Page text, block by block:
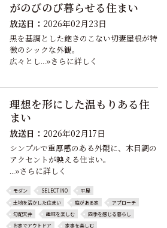
がのびのび暮らせる住まい
放送日： 2026年02月23日
黒を基調とした飽きのこない切妻屋根が特
徴のシックな外観。
広々とし...»さらに詳しく
理想を形にした温もりある住
まい
放送日： 2026年02月17日
シンプルで重厚感のある外観に、木目調の
アクセントが映える住まい。
...»さらに詳しく
モダン SELECTINO
平屋
土地を活かした住まい
庭がある家
アプローチ
勾配天井
趣味を楽しむ
四季を感じる暮らし
お家でアウトドア
家事を楽しむ